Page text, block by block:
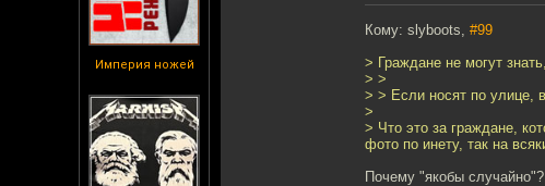
Империя ножей
Кому: slyboots, #99
> Граждане не могут
> >
> > Если носят по улице,
>
> Что это за граждане,
фото по инету, так на
Почему "якобы случайно"?